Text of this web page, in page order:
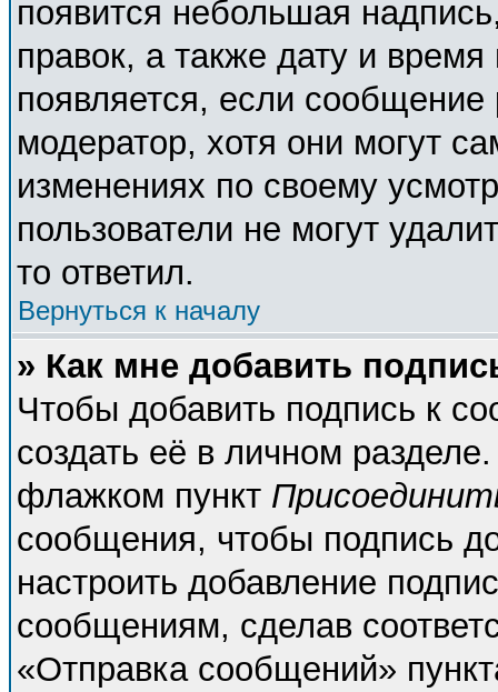
появится небольшая
правок, а также дату и
появляется, если
модератор, хотя они могут
изменениях по своему
пользователи не могут
то ответил.
Вернуться к началу
» Как мне добавить
Чтобы добавить подпись к
создать её в личном
флажком пункт
сообщения, чтобы подпись
настроить добавление
сообщениям, сделав
«Отправка сообщений»